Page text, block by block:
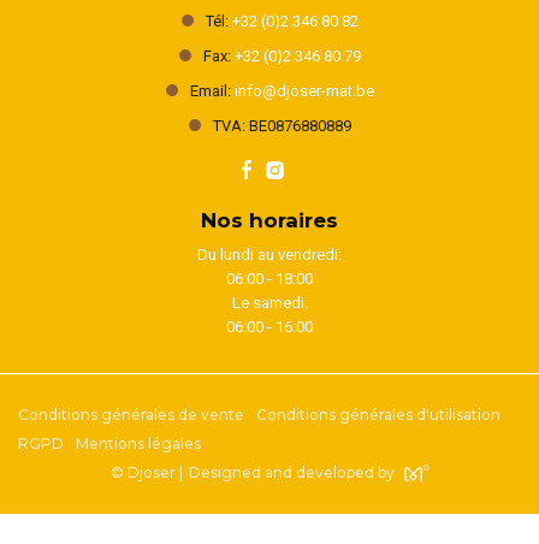
Tél: +32 (0)2 346 80 82
Fax: +32 (0)2 346 80 79
Email: info@djoser-mat.be
TVA: BE0876880889
Nos horaires
Du lundi au vendredi:
06:00 - 18:00
Le samedi:
06:00 - 16:00
Conditions générales de vente
Conditions générales d'utilisation
RGPD
Mentions légales
© Djoser |
Designed and developed by